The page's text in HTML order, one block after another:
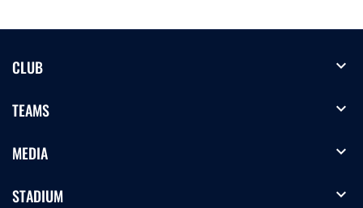
CLUB expand_more
TEAMS expand_more
MEDIA expand_more
STADIUM expand_more